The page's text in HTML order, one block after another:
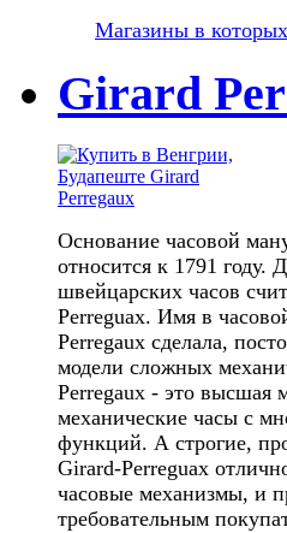
Магазины в
Girard
Основание часовой
относится к 1791
швейцарских часов
Perreguax. Имя в
Perregaux сделала,
модели сложных
Perregaux - это высшая
механические часы с
функций. А строгие,
Girard-Perreguax
часовые механизмы, и
требовательным